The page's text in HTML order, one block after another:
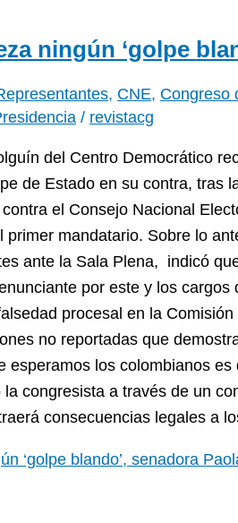
ningún ‘golpe
, CNE, Congreso
/ revistacg
del Centro Democrático
de Estado en su contra, tras
el Consejo Nacional
primer mandatario. Sobre lo
ante la Sala Plena, indicó
por este y los
procesal en la
no reportadas que
esperamos los colombianos
la congresista a través de un
consecuencias legales a
‘golpe blando’, senadora